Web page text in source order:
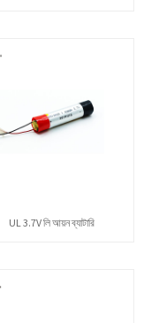
UL 3.7V লি আয়ন ব্যাটারি